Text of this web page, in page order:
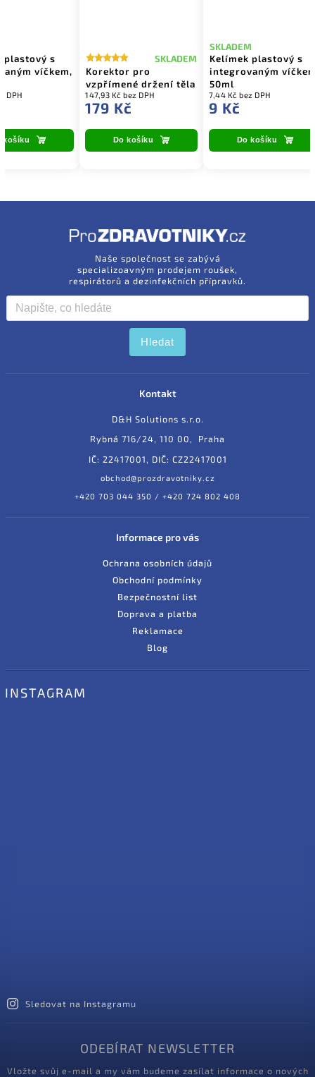
plastový s
víčkem,
DPH
košíku
Korektor pro
vzpřímené držení těla
SKLADEM
147,93 Kč bez DPH
179 Kč
Do košíku
Kelímek plastový s
integrovaným
50ml
SKLADEM
7,44 Kč bez DPH
9 Kč
Do košíku
Naše společnost se zabývá
specializoavným prodejem roušek,
respirátorů a dezinfekčních přípravků.
Hledat
Kontakt
D&H Solutions s.r.o.
Rybná 716/24, 110 00, Praha
IČ: 22417001, DIČ: CZ22417001
obchod@prozdravotniky.cz
+420 703 044 350 / +420 724 802 408
Informace pro vás
Ochrana osobních údajů
Obchodní podmínky
Bezpečnostní list
Doprava a platba
Reklamace
Blog
INSTAGRAM
Sledovat na Instagramu
ODEBÍRAT NEWSLETTER
Vložte svůj e-mail a my vám budeme zasílat informace o nových